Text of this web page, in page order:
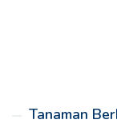
Tanaman